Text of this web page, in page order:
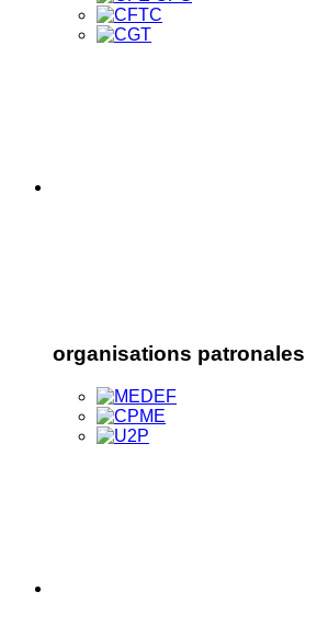
organisations patronales